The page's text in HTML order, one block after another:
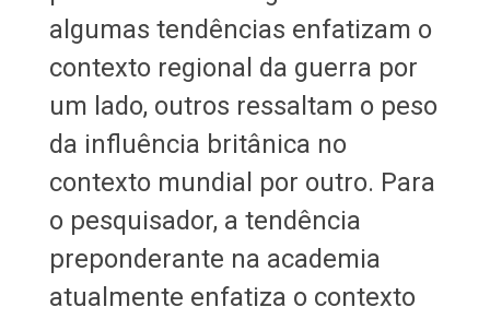
algumas tendências enfatizam o
contexto regional da guerra por
um lado, outros ressaltam o peso
da influência britânica no
contexto mundial por outro. Para
o pesquisador, a tendência
preponderante na academia
atualmente enfatiza o contexto